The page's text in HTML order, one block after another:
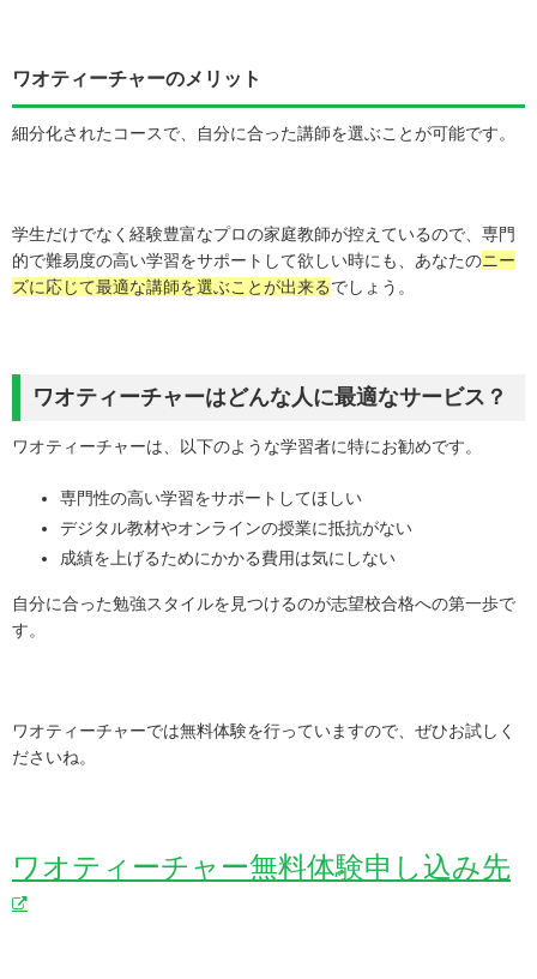
ワオティーチャーのメリット
細分化されたコースで、自分に合った講師を選ぶことが可能です。
学生だけでなく経験豊富なプロの家庭教師が控えているので、専門
的で難易度の高い学習をサポートして欲しい時にも、あなたのニー
ズに応じて最適な講師を選ぶことが出来るでしょう。
ワオティーチャーはどんな人に最適なサービス？
ワオティーチャーは、以下のような学習者に特にお勧めです。
専門性の高い学習をサポートしてほしい
デジタル教材やオンラインの授業に抵抗がない
成績を上げるためにかかる費用は気にしない
自分に合った勉強スタイルを見つけるのが志望校合格への第一歩で
す。
ワオティーチャーでは無料体験を行っていますので、ぜひお試しく
ださいね。
ワオティーチャー無料体験申し込み先